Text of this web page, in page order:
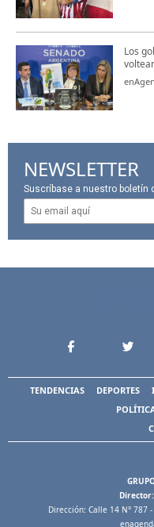
Los
NEWSLETTER
Suscríbase a nuestro boletín
TENDENCIAS DEPORTES
Dirección: Calle 14 N° 787